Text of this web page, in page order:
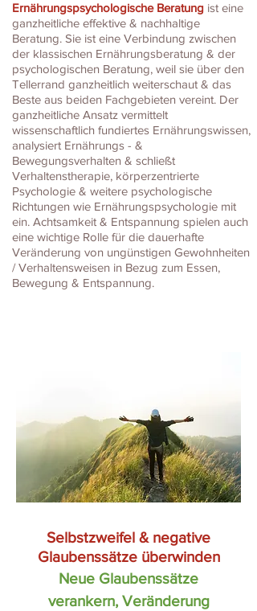
Ernährungspsychologische Beratung ist eine
ganzheitliche effektive & nachhaltige
Beratung. Sie ist eine Verbindung zwischen
der klassischen Ernährungsberatung & der
psychologischen Beratung, weil sie über den
Tellerrand ganzheitlich weiterschaut & das
Beste aus beiden Fachgebieten vereint. Der
ganzheitliche Ansatz vermittelt
wissenschaftlich fundiertes Ernährungswissen,
analysiert Ernährungs - &
Bewegungsverhalten & schließt
Verhaltenstherapie, körperzentrierte
Psychologie & weitere psychologische
Richtungen wie Ernährungspsychologie mit
ein. Achtsamkeit & Entspannung spielen auch
eine wichtige Rolle für die dauerhafte
Veränderung von ungünstigen Gewohnheiten
/ Verhaltensweisen in Bezug zum Essen,
Bewegung & Entspannung.
Selbstzweifel & negative
Glaubenssätze überwinden
Neue Glaubenssätze
verankern, Veränderung